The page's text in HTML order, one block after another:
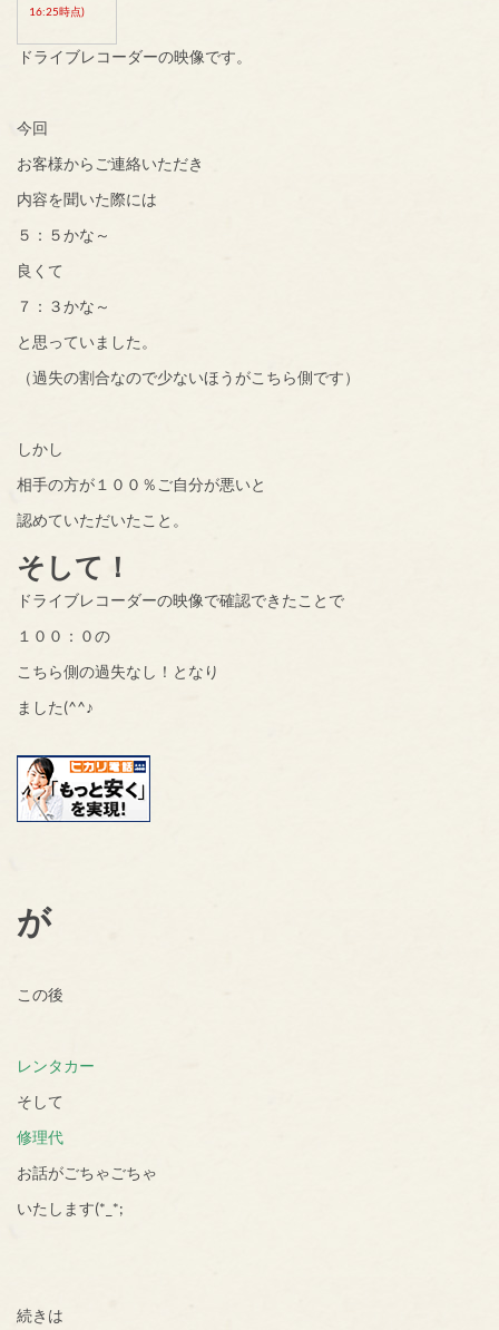
16:25時点)
ドライブレコーダーの映像です。
今回
お客様からご連絡いただき
内容を聞いた際には
５：５かな～
良くて
７：３かな～
と思っていました。
（過失の割合なので少ないほうがこちら側です）
しかし
相手の方が１００％ご自分が悪いと
認めていただいたこと。
そして！
ドライブレコーダーの映像で確認できたことで
１００：０の
こちら側の過失なし！となり
ました(^^♪
が
この後
レンタカー
そして
修理代
お話がごちゃごちゃ
いたします(*_*;
続きは